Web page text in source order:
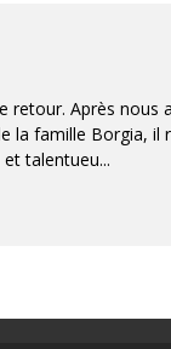
retour. Après nous
la famille Borgia, il
talentueu...